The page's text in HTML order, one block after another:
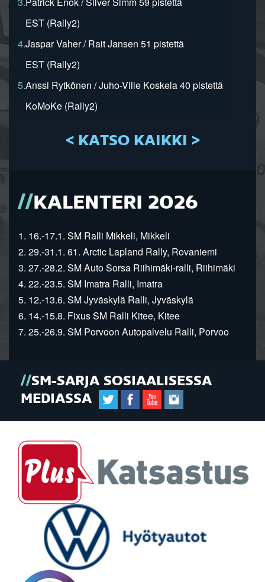
EST (Rally2)
4.Jaspar Vaher / Rait Jansen 51 pistettä
EST (Rally2)
5.Anssi Rytkönen / Juho-Ville Koskela 40 pistettä
KoMoKe (Rally2)
< KATSO KAIKKI >
KALENTERI 2026
1. 16.-17.1. SM Ralli Mikkeli, Mikkeli
2. 29.-31.1. 61. Arctic Lapland Rally, Rovaniemi
3. 27.-28.2. SM Auto Sorsa Riihimäki-ralli, Riihimäki
4. 22.-23.5. SM Imatra Ralli, Imatra
5. 12.-13.6. SM Jyväskylä Ralli, Jyväskylä
6. 14.-15.8. Fixus SM Ralli Kitee, Kitee
7. 25.-26.9. SM Porvoon Autopalvelu Ralli, Porvoo
SM-SARJA SOSIAALISESSA
MEDIASSA